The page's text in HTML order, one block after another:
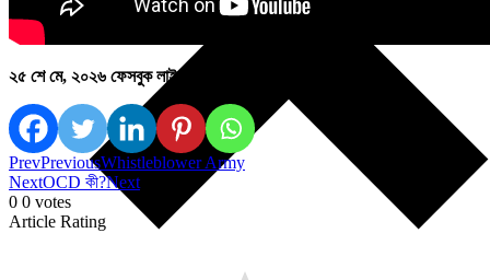
২৫ শে মে, ২০২৬ ফেসবুক লাইভে আলোচিত।
PrevPreviousWhistleblower Army
NextOCD কী?Next
0 0 votes
Article Rating